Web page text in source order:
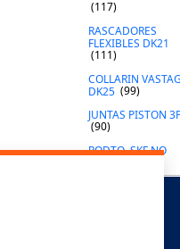
(117)
RASCADORES
FLEXIBLES DK21
(111)
COLLARIN
DK25 (99)
JUNTAS PISTON
(90)
RODTO. SKF NO